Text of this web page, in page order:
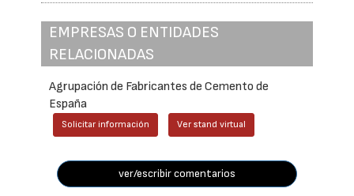
EMPRESAS O ENTIDADES
RELACIONADAS
Agrupación de Fabricantes de Cemento de
España
Solicitar información Ver stand virtual
ver/escribir comentarios